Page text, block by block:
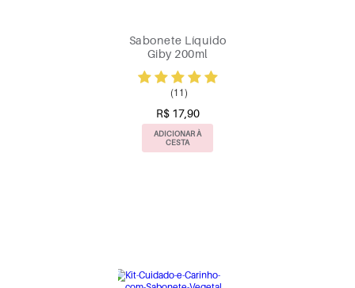
Sabonete Líquido
Giby 200ml
(11)
R$ 17,90
ADICIONAR À
CESTA